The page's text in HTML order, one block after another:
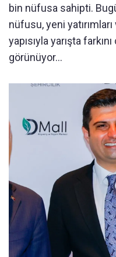
bin nüfusa sahipti.
nüfusu, yeni
yapısıyla yarışta
görünüyor...